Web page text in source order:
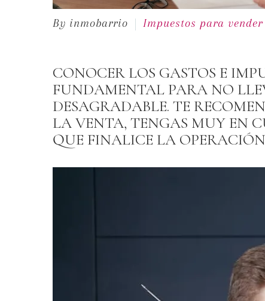
By inmobarrio Impuestos para vender
CONOCER LOS GASTOS E
FUNDAMENTAL PARA NO
DESAGRADABLE. TE
LA VENTA, TENGAS MUY EN
QUE FINALICE LA